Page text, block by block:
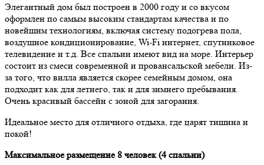
Элегантный дом был построен в 2000 году и со вкусом
оформлен по самым высоким стандартам качества и по
новейшим технологиям, включая систему подогрева пола,
воздушное кондиционирование, Wi-Fi интернет, спутниковое
телевидение и т.д. Все спальни имеют вид на море. Интерьер
состоит из смеси современной и провансальской мебели. Из-
за того, что вилла является скорее семейным домом, она
подходит как для летнего, так и для зимнего пребывания.
Очень красивый бассейн с зоной для загорания.
Идеальное место для отличного отдыха, где царят тишина и
покой!
Максимальное размещение 8 человек (4 спальни)